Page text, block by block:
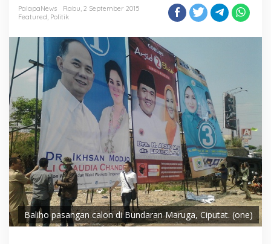
PalapaNews
Rabu, 2 September 2015
Featured, Politik
Baliho pasangan calon di Bundaran Maruga, Ciputat. (one)